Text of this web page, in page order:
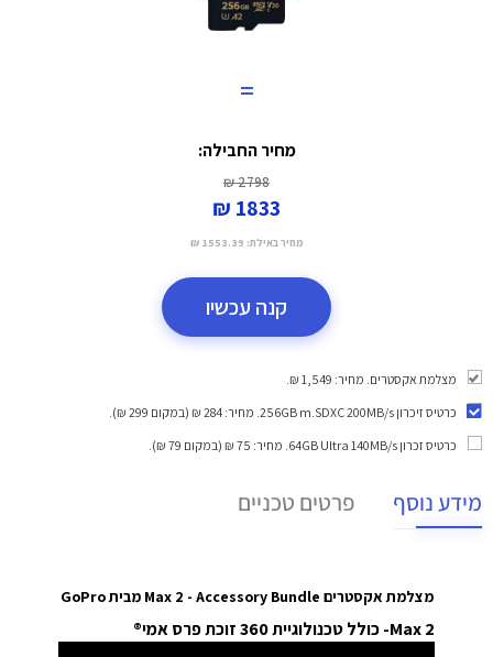
=
מחיר החבילה:
2798 ₪
1833 ₪
מחיר באילת: 1553.39 ₪
קנה עכשיו
מצלמת אקסטרים. מחיר: 1,549 ₪.
כרטיס זיכרון 256GB m.SDXC 200MB/s
. מחיר: 284 ₪ (במקום 299 ₪).
כרטיס זכרון 64GB Ultra 140MB/s
. מחיר: 75 ₪ (במקום 79 ₪).
מידע נוסף פרטים טכניים
מצלמת אקסטרים Max 2 - Accessory Bundle מבית GoPro
Max 2- כולל טכנולוגיית 360 זוכת פרס אמי®